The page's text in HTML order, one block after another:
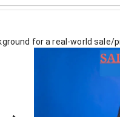
for a real-world sale/